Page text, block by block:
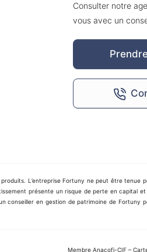
Consulter notre
vous avec un
L’entreprise Fortuny ne peut être tenue
présente un risque de perte en capital et
conseiller en gestion de patrimoine de Fortuny
Membre Anacofi-CIF –